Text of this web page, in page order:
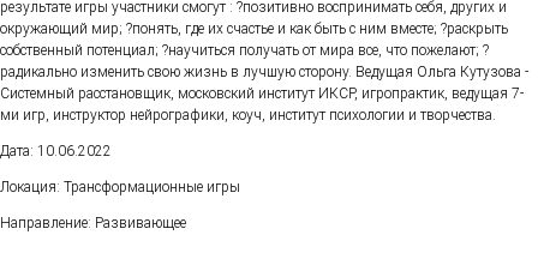
результате игры участники смогут : ?позитивно воспринимать себя, других и
окружающий мир; ?понять, где их счастье и как быть с ним вместе; ?раскрыть
собственный потенциал; ?научиться получать от мира все, что пожелают; ?
радикально изменить свою жизнь в лучшую сторону. Ведущая Ольга Кутузова -
Системный расстановщик, московский институт ИКСР, игропрактик, ведущая 7-
ми игр, инструктор нейрографики, коуч, институт психологии и творчества.
Дата: 10.06.2022
Локация: Трансформационные игры
Направление: Развивающее